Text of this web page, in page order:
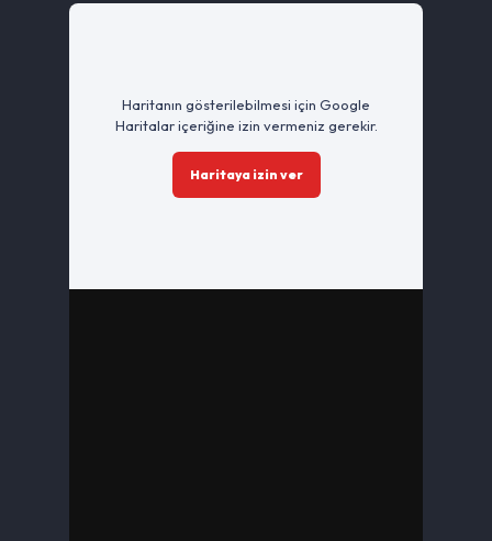
Haritanın gösterilebilmesi için Google
Haritalar içeriğine izin vermeniz gerekir.
Haritaya izin ver